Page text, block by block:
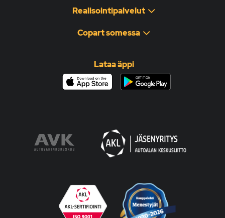
Realisointipalvelut
Copart somessa
Lataa äppi